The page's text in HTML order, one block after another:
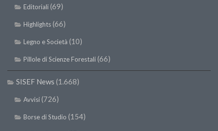
Editoriali(69)
Highlights(66)
Legno e Società (10)
Pillole di Scienze Forestali(66)
SISEF News (1.668)
Avvisi(726)
Borse di Studio (154)